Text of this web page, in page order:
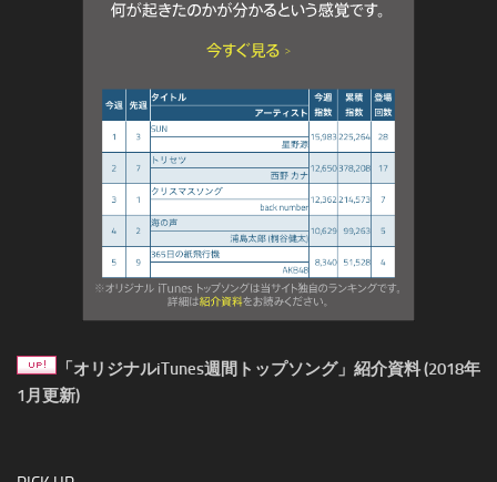
「オリジナルiTunes週間トップソング」紹介資料 (2018年
1月更新)